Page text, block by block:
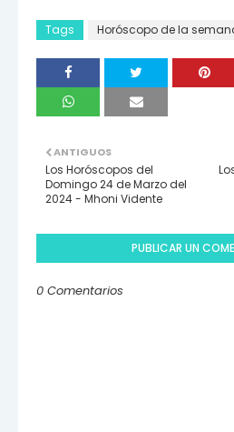
Tags Horóscopo de la
ANTIGUOS
Los Horóscopos del
Domingo 24 de Marzo del
2024 - Mhoni Vidente
PUBLICAR UN
0 Comentarios